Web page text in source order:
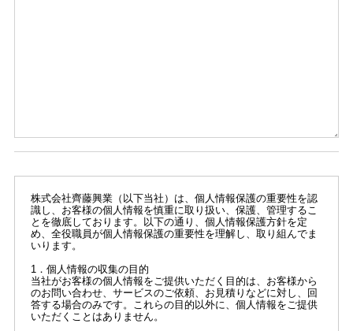
株式会社齊藤興業（以下当社）は、個人情報保護の重要性を認
識し、お客様の個人情報を慎重に取り扱い、保護、管理するこ
とを徹底しております。以下の通り、個人情報保護方針を定
め、全役職員が個人情報保護の重要性を理解し、取り組んでま
いります。
1．個人情報の収集の目的
当社がお客様の個人情報をご提供いただく目的は、お客様から
のお問い合わせ、サービスのご依頼、お見積りなどに対し、回
答する場合のみです。これらの目的以外に、個人情報をご提供
いただくことはありません。